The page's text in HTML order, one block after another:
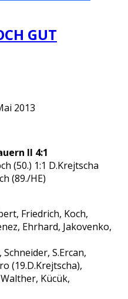
GUT
2013
II 4:1
(50.) 1:1 D.Krejtscha
(89./HE)
Friedrich, Koch,
Ehrhard, Jakovenko,
Schneider, S.Ercan,
(19.D.Krejtscha),
Kücük,